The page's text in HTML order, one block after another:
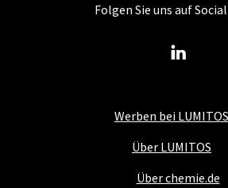
Werben bei LUMITOS
Über LUMITOS
Über chemie.de
Folgen Sie uns auf